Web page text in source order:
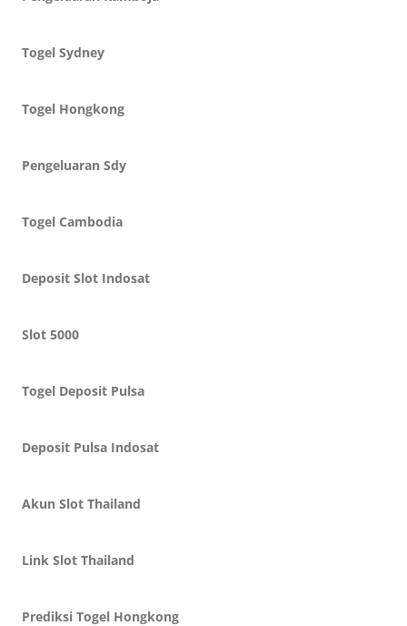
Togel Sydney
Togel Hongkong
Pengeluaran Sdy
Togel Cambodia
Deposit Slot Indosat
Slot 5000
Togel Deposit Pulsa
Deposit Pulsa Indosat
Akun Slot Thailand
Link Slot Thailand
Prediksi Togel Hongkong